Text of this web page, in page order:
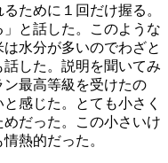
ために１回だけ握る。
と話した。このような
水分が多いのでわざと
した。説明を聞いてみ
最高等級を受けたの
感じた。とても小さく
だった。この小さいけ
熱的だった。